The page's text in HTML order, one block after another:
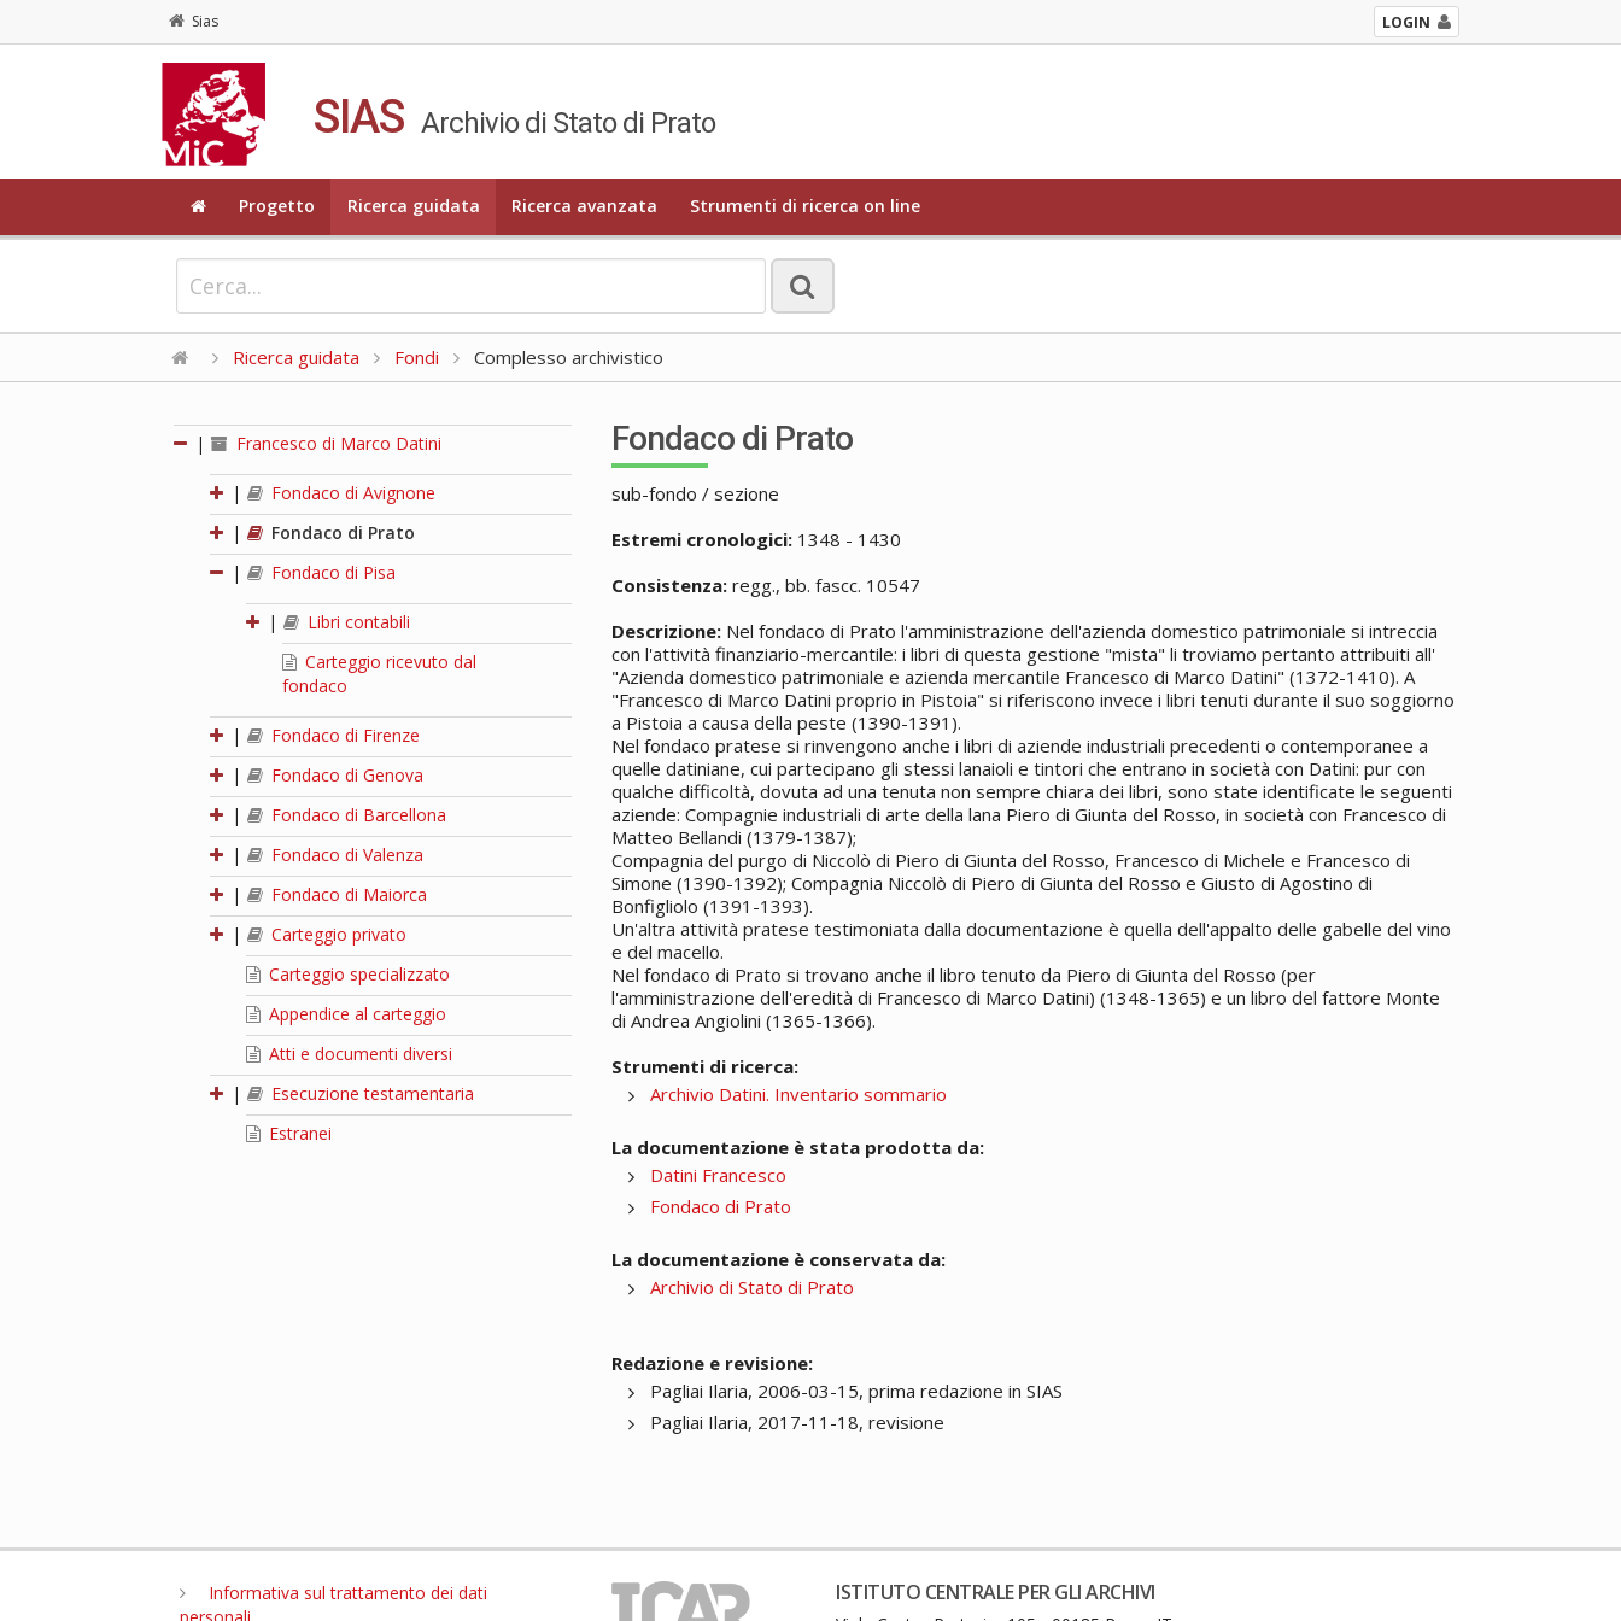
Sias LOGIN
SIAS Archivio di Stato di Prato
Progetto Ricerca guidata Ricerca avanzata Strumenti di ricerca on line
Ricerca guidata Fondi Complesso archivistico
| Francesco di Marco Datini
|
Fondaco di Avignone
|
Fondaco di Prato
|
Fondaco di Pisa
|
Libri contabili
Carteggio ricevuto dal
fondaco
|
Fondaco di Firenze
|
Fondaco di Genova
|
Fondaco di Barcellona
|
Fondaco di Valenza
|
Fondaco di Maiorca
|
Carteggio privato
Carteggio specializzato
Appendice al carteggio
Atti e documenti diversi
|
Esecuzione testamentaria
Estranei
Fondaco di Prato
sub-fondo / sezione
Estremi cronologici: 1348 - 1430
Consistenza: regg., bb. fascc. 10547
Descrizione: Nel fondaco di Prato l'amministrazione dell'azienda domestico patrimoniale si intreccia
con l'attività finanziario-mercantile: i libri di questa gestione "mista" li troviamo pertanto attribuiti all'
"Azienda domestico patrimoniale e azienda mercantile Francesco di Marco Datini" (1372-1410). A
"Francesco di Marco Datini proprio in Pistoia" si riferiscono invece i libri tenuti durante il suo soggiorno
a Pistoia a causa della peste (1390-1391).
Nel fondaco pratese si rinvengono anche i libri di aziende industriali precedenti o contemporanee a
quelle datiniane, cui partecipano gli stessi lanaioli e tintori che entrano in società con Datini: pur con
qualche difficoltà, dovuta ad una tenuta non sempre chiara dei libri, sono state identificate le seguenti
aziende: Compagnie industriali di arte della lana Piero di Giunta del Rosso, in società con Francesco di
Matteo Bellandi (1379-1387);
Compagnia del purgo di Niccolò di Piero di Giunta del Rosso, Francesco di Michele e Francesco di
Simone (1390-1392); Compagnia Niccolò di Piero di Giunta del Rosso e Giusto di Agostino di
Bonfigliolo (1391-1393).
Un'altra attività pratese testimoniata dalla documentazione è quella dell'appalto delle gabelle del vino
e del macello.
Nel fondaco di Prato si trovano anche il libro tenuto da Piero di Giunta del Rosso (per
l'amministrazione dell'eredità di Francesco di Marco Datini) (1348-1365) e un libro del fattore Monte
di Andrea Angiolini (1365-1366).
Strumenti di ricerca:
Archivio Datini. Inventario sommario
La documentazione è stata prodotta da:
Datini Francesco
Fondaco di Prato
La documentazione è conservata da:
Archivio di Stato di Prato
Redazione e revisione:
Pagliai Ilaria, 2006-03-15, prima redazione in SIAS
Pagliai Ilaria, 2017-11-18, revisione
Informativa sul trattamento dei dati
ISTITUTO CENTRALE PER GLI ARCHIVI